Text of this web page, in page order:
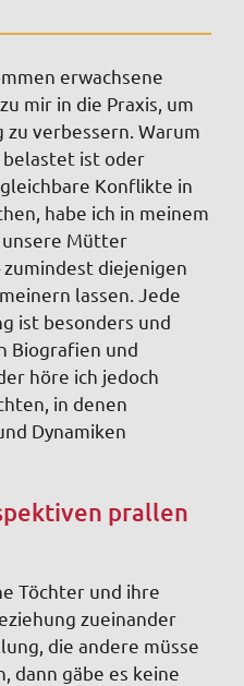
erwachsene
mir in die Praxis, um
verbessern. Warum
belastet ist oder
Konflikte in
habe ich in meinem
unsere Mütter
zumindest diejenigen
lassen. Jede
ist besonders und
Biografien und
höre ich jedoch
in denen
Dynamiken
prallen
Töchter und ihre
zueinander
die andere müsse
dann gäbe es keine